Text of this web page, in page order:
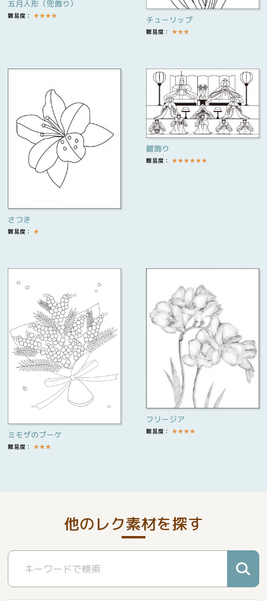
五月人形（兜飾り）
難易度： ★★★★ チューリップ
難易度： ★★★
さつき
難易度： ★
雛飾り
難易度： ★★★★★★
ミモザのブーケ
難易度： ★★★
フリージア
難易度： ★★★★
他のレク素材を探す